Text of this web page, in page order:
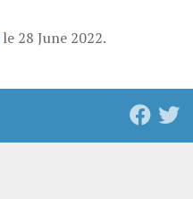
le 28 June 2022.